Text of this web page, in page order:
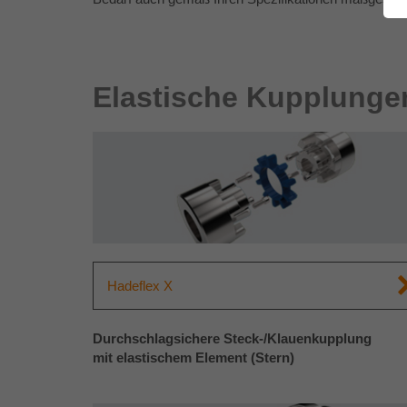
Elastische
Hadeflex X
Durchschlagsichere Steck-/Klauenkupplung
mit elastischem Element (Stern)